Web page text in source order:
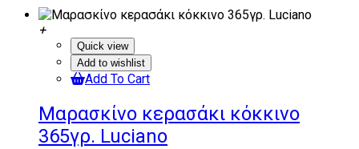
Quick view
Add to wishlist
Add To Cart
Μαρασκίνο κερασάκι κόκκινο
365γρ. Luciano